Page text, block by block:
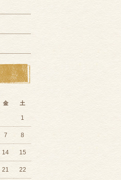
金 土
1
7 8
14 15
21 22